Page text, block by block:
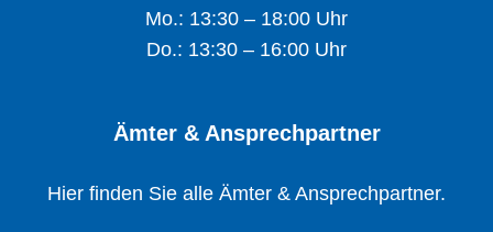
Mo.: 13:30 – 18:00 Uhr
Do.: 13:30 – 16:00 Uhr
Ämter & Ansprechpartner
Hier finden Sie alle Ämter & Ansprechpartner.